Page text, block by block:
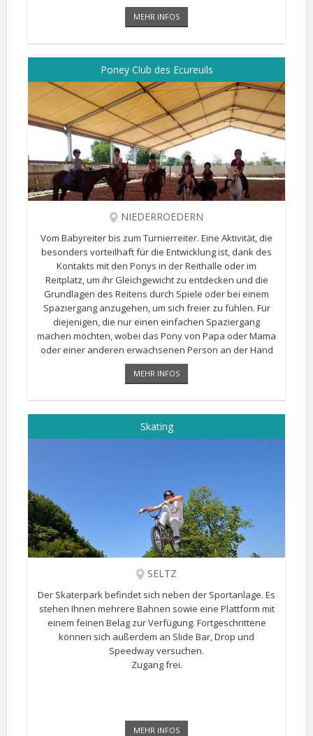
oder auf Anfrage von uns vorbereiten zu lassen.
MEHR INFOS
Poney Club des Ecureuils
NIEDERROEDERN
Vom Babyreiter bis zum Turnierreiter. Eine Aktivität, die
besonders vorteilhaft für die Entwicklung ist, dank des
Kontakts mit den Ponys in der Reithalle oder im
Reitplatz, um ihr Gleichgewicht zu entdecken und die
Grundlagen des Reitens durch Spiele oder bei einem
Spaziergang anzugehen, um sich freier zu fühlen. Für
diejenigen, die nur einen einfachen Spaziergang
machen möchten, wobei das Pony von Papa oder Mama
oder einer anderen erwachsenen Person an der Hand
gehalten wird, zögern Sie nicht länger! Reservieren [...]
MEHR INFOS
Skating
SELTZ
Der Skaterpark befindet sich neben der Sportanlage. Es
stehen Ihnen mehrere Bahnen sowie eine Plattform mit
einem feinen Belag zur Verfügung. Fortgeschrittene
können sich außerdem an Slide Bar, Drop und
Speedway versuchen.
Zugang frei.
MEHR INFOS